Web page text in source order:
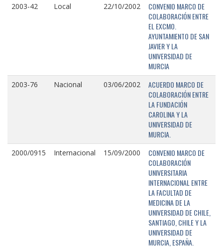
2003-42 Local 22/10/2002
CONVENIO MARCO DE
COLABORACIÓN ENTRE
EL EXCMO.
AYUNTAMIENTO DE SAN
JAVIER Y LA
UNIVERSIDAD DE
MURCIA
2003-76 Nacional 03/06/2002
ACUERDO MARCO DE
COLABORACIÓN ENTRE
LA FUNDACIÓN
CAROLINA Y LA
UNIVERSIDAD DE
MURCIA.
2000/0915 Internacional 15/09/2000
CONVENIO MARCO DE
COLABORACIÓN
UNIVERSITARIA
INTERNACIONAL ENTRE
LA FACULTAD DE
MEDICINA DE LA
UNIVERSIDAD DE CHILE,
SANTIAGO, CHILE Y LA
UNIVERSIDAD DE
MURCIA, ESPAÑA.